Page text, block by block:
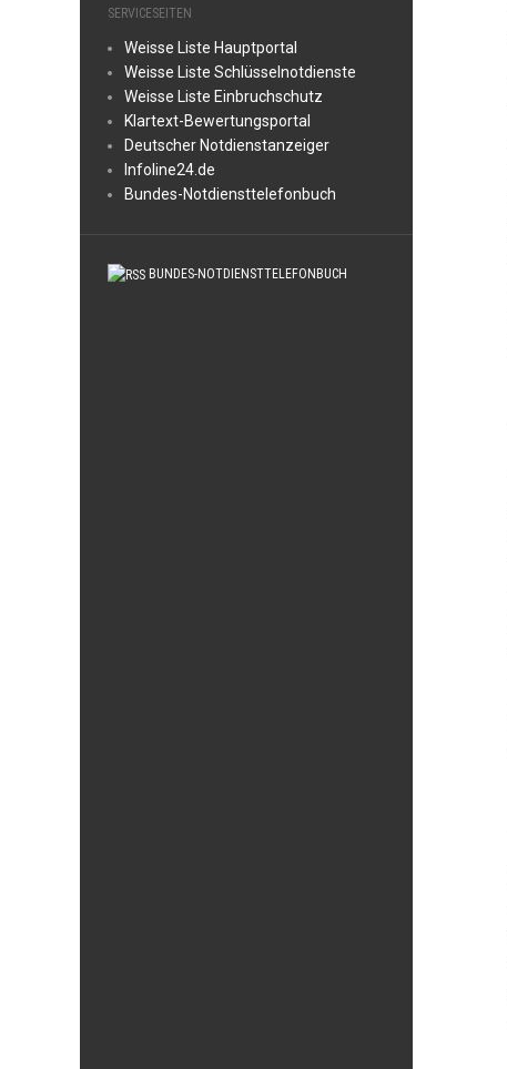
SERVICESEITEN
Weisse Liste Hauptportal
Weisse Liste Schlüsselnotdienste
Weisse Liste Einbruchschutz
Klartext-Bewertungsportal
Deutscher Notdienstanzeiger
Infoline24.de
Bundes-Notdiensttelefonbuch
BUNDES-NOTDIENSTTELEFONBUCH